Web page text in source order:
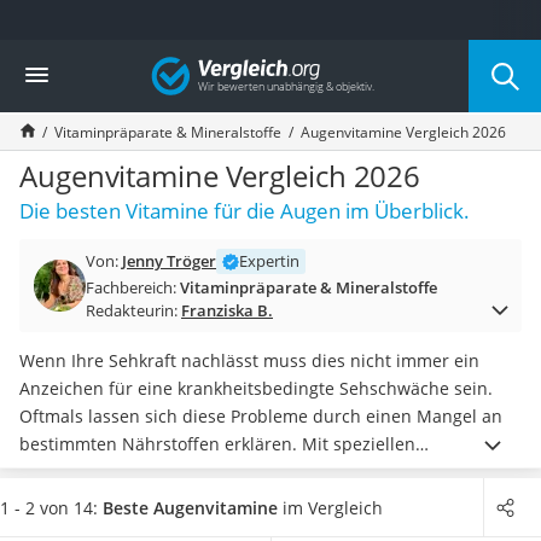
Die beliebtesten Vergleiche nach Kategorie
Drogerie
Inhalator
Haarschneider
Rollator
Braun Rasierer
Katzenklappe (Chip)
Masturbator
Massagepistole
Reisehaartrockner
Eiweißpulver
Magnesiumpräparat
Katzenklappe
Nackenmassagegerät
Zeckenschutz Katze
Vergleich
Vitaminpräparate & Mineralstoffe Augenvitamine Vergleich 2026
Augenvitamine Vergleich 2026
Die besten Vitamine für die Augen im Überblick.
Von: Jenny Tröger
Expertin
Fachbereich:Vitaminpräparate & Mineralstoffe
Redakteurin: Franziska B.
Wenn Ihre Sehkraft nachlässt muss dies nicht immer ein
Anzeichen für eine krankheitsbedingte Sehschwäche sein.
Oftmals lassen sich diese Probleme durch einen Mangel an
bestimmten Nährstoffen erklären. Mit speziellen
Augenvitaminen verhelfen Sie Ihrem Sehorgan zu neuer
Stärke und halten Ihr Auge auch in Zukunft gesund.
1 - 2 von 14: Beste Augenvitamine im Vergleich